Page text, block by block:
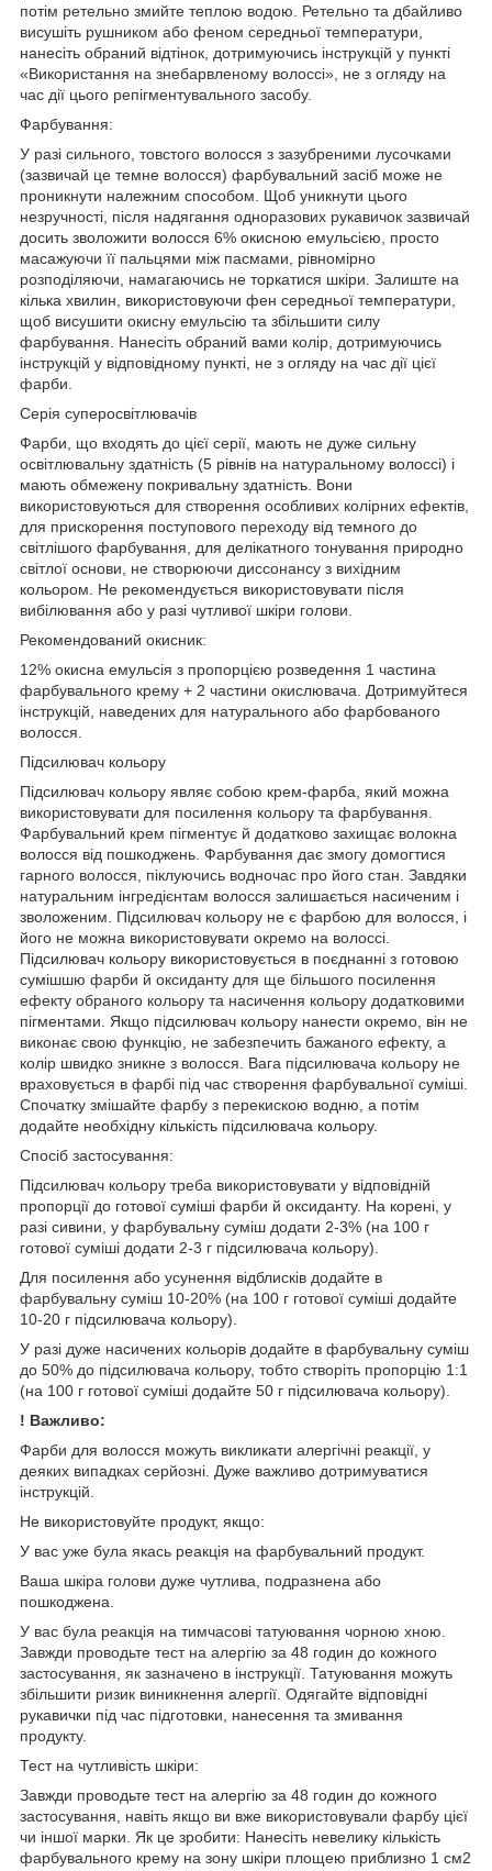
потім ретельно змийте теплою водою. Ретельно та дбайливо
висушіть рушником або феном середньої температури,
нанесіть обраний відтінок, дотримуючись інструкцій у пункті
«Використання на знебарвленому волоссі», не з огляду на
час дії цього репігментувального засобу.
Фарбування:
У разі сильного, товстого волосся з зазубреними лусочками
(зазвичай це темне волосся) фарбувальний засіб може не
проникнути належним способом. Щоб уникнути цього
незручності, після надягання одноразових рукавичок зазвичай
досить зволожити волосся 6% окисною емульсією, просто
масажуючи її пальцями між пасмами, рівномірно
розподіляючи, намагаючись не торкатися шкіри. Залиште на
кілька хвилин, використовуючи фен середньої температури,
щоб висушити окисну емульсію та збільшити силу
фарбування. Нанесіть обраний вами колір, дотримуючись
інструкцій у відповідному пункті, не з огляду на час дії цієї
фарби.
Серія суперосвітлювачів
Фарби, що входять до цієї серії, мають не дуже сильну
освітлювальну здатність (5 рівнів на натуральному волоссі) і
мають обмежену покривальну здатність. Вони
використовуються для створення особливих колірних ефектів,
для прискорення поступового переходу від темного до
світлішого фарбування, для делікатного тонування природно
світлої основи, не створюючи диссонансу з вихідним
кольором. Не рекомендується використовувати після
вибілювання або у разі чутливої шкіри голови.
Рекомендований окисник:
12% окисна емульсія з пропорцією розведення 1 частина
фарбувального крему + 2 частини окислювача.
Дотримуйтеся
інструкцій, наведених для натурального або фарбованого
волосся.
Підсилювач кольору
Підсилювач кольору являє собою крем-фарба, який можна
використовувати для посилення кольору та фарбування.
Фарбувальний крем пігментує й додатково захищає волокна
волосся від пошкоджень. Фарбування дає змогу домогтися
гарного волосся, піклуючись водночас про його стан. Завдяки
натуральним інгредієнтам волосся залишається насиченим і
зволоженим. Підсилювач кольору не є фарбою для волосся, і
його не можна використовувати окремо на волоссі.
Підсилювач кольору використовується в поєднанні з готовою
сумішшю фарби й оксиданту для ще більшого посилення
ефекту обраного кольору та насичення кольору додатковими
пігментами. Якщо підсилювач кольору нанести окремо, він не
виконає свою функцію, не забезпечить бажаного ефекту, а
колір швидко зникне з волосся. Вага підсилювача кольору не
враховується в фарбі під час створення фарбувальної суміші.
Спочатку змішайте фарбу з перекискою водню, а потім
додайте необхідну кількість підсилювача кольору.
Спосіб застосування:
Підсилювач кольору треба використовувати у відповідній
пропорції до готової суміші фарби й оксиданту. На корені, у
разі сивини, у фарбувальну суміш додати 2-3% (на 100 г
готової суміші додати 2-3 г підсилювача кольору).
Для посилення або усунення відблисків додайте в
фарбувальну суміш 10-20% (на 100 г готової суміші додайте
10-20 г підсилювача кольору).
У разі дуже насичених кольорів додайте в фарбувальну суміш
до 50% до підсилювача кольору, тобто створіть пропорцію 1:1
(на 100 г готової суміші додайте 50 г підсилювача кольору).
! Важливо:
Фарби для волосся можуть викликати алергічні реакції, у
деяких випадках серйозні. Дуже важливо дотримуватися
інструкцій.
Не використовуйте продукт, якщо:
У вас уже була якась реакція на фарбувальний продукт.
Ваша шкіра голови дуже чутлива, подразнена або
пошкоджена.
У вас була реакція на тимчасові татуювання чорною хною.
Завжди проводьте тест на алергію за 48 годин до кожного
застосування, як зазначено в інструкції. Татуювання можуть
збільшити ризик виникнення алергії. Одягайте відповідні
рукавички під час підготовки, нанесення та змивання
продукту.
Тест на чутливість шкіри:
Завжди проводьте тест на алергію за 48 годин до кожного
застосування, навіть якщо ви вже використовували фарбу цієї
чи іншої марки. Як це зробити: Нанесіть невелику кількість
фарбувального крему на зону шкіри площею приблизно 1 см2